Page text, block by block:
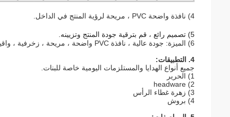
4) نافذة واضحة PVC ، مريحة لرؤية المنتج في الداخل.
5) تصميم رائع ، قم بترقية جودة المنتج وتزيينه.
6) الميزة: جودة عالية ، نافذة PVC واضحة ، مريحة ، زخرفية ، واقية ، وترويجية.
4. التطبيقات:
جميع أنواع الهدايا والمستلزمات اليومية خاصة للبنات.
1) الحرير
2) headware
3) زهرة غطاء الرأس
4) بروش